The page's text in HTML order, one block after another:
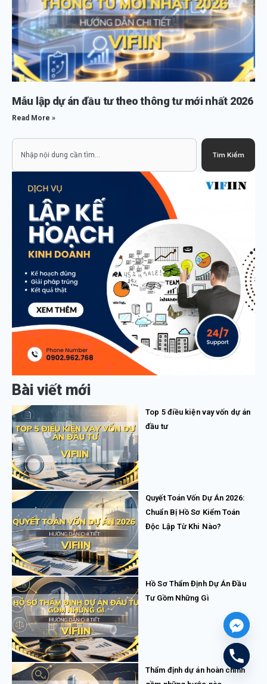
Mẫu lập dự án đầu tư theo thông tư mới nhất 2026
Read More »
Tìm Kiếm
Bài viết mới
Top 5 điều kiện vay vốn dự án
đầu tư
Quyết Toán Vốn Dự Án 2026:
Chuẩn Bị Hồ Sơ Kiểm Toán
Độc Lập Từ Khi Nào?
Hồ Sơ Thẩm Định Dự Án Đầu
Tư Gồm Những Gì
Thẩm định dự án hoàn chỉnh